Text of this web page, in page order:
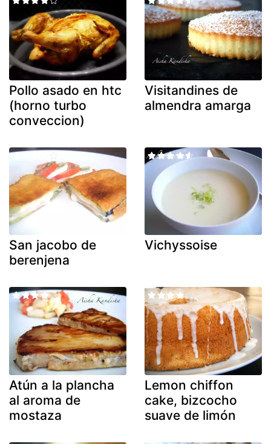
Pollo asado en htc
(horno turbo
conveccion)
Visitandines de
almendra amarga
San jacobo de
berenjena
Vichyssoise
Atún a la plancha
al aroma de
mostaza
Lemon chiffon
cake, bizcocho
suave de limón